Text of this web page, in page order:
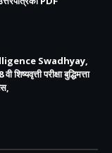
Swadhyay,
परीक्षा बुद्धिमत्ता